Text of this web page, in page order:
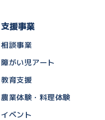
支援事業
相談事業
障がい児アート
教育支援
農業体験・料理体験
イベント